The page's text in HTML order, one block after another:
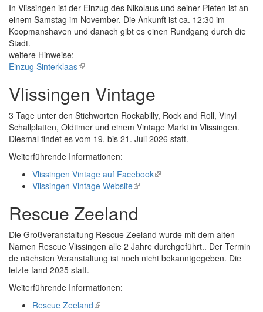
In Vlissingen ist der Einzug des Nikolaus und seiner Pieten ist an
einem Samstag im November. Die Ankunft ist ca. 12:30 im
Koopmanshaven und danach gibt es einen Rundgang durch die
Stadt.
weitere Hinweise:
Einzug Sinterklaas(link
external)
Vlissingen Vintage
3 Tage unter den Stichworten Rockabilly, Rock and Roll, Vinyl
Schallplatten, Oldtimer und einem Vintage Markt in Vlissingen.
Diesmal findet es vom 19. bis 21. Juli 2026 statt.
Weiterführende Informationen:
Vlissingen Vintage auf Facebook(link
Vlissingen Vintage Website(link
external)
Rescue Zeeland
Die Großveranstaltung Rescue Zeeland wurde mit dem alten
Namen Rescue Vlissingen alle 2 Jahre durchgeführt.. Der Termin
de nächsten Veranstaltung ist noch nicht bekanntgegeben. Die
letzte fand 2025 statt.
Weiterführende Informationen:
Rescue Zeeland(link